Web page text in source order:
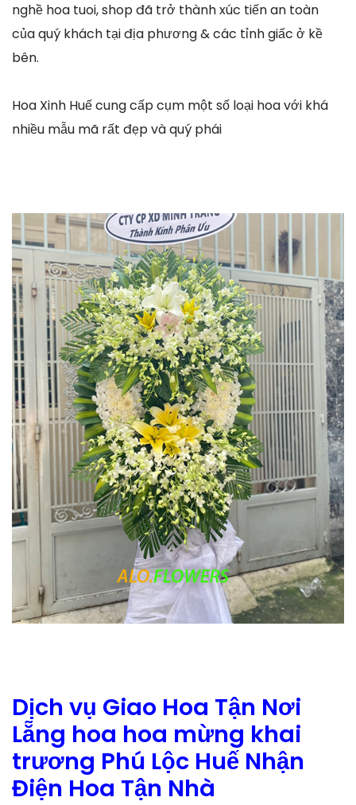
nghề hoa tuoi, shop đã trở thành xúc tiến an toàn
của quý khách tại địa phương & các tỉnh giấc ở kề
bên.
Hoa Xinh Huế cung cấp cụm một số loại hoa với khá
nhiều mẫu mã rất đẹp và quý phái
Dịch vụ Giao Hoa Tận Nơi
Lẵng hoa hoa mừng khai
trương Phú Lộc Huế Nhận
Điện Hoa Tận Nhà